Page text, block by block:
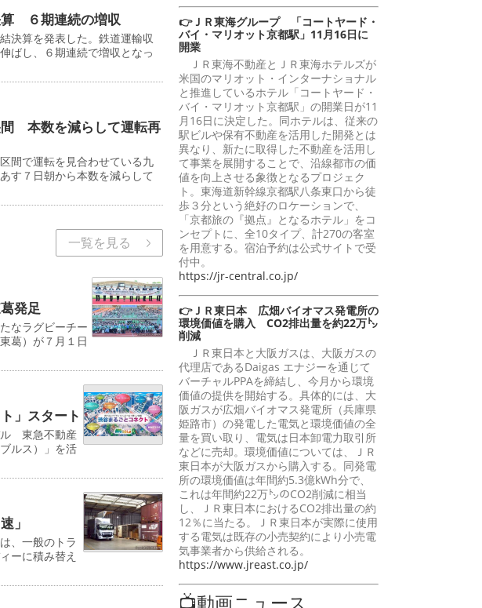
算 ６期連続の増収
決算を発表した。鉄道運輸収
ばし、６期連続で増収となっ
本数を減らして運転再
間で運転を見合わせている九
す７日朝から本数を減らして
一覧を見る
発足
なラグビーチー
葛）が７月１日
」スタート
ル 東急不動産
ルス）」を活
」
、一般のトラ
ーに積み替え
👉ＪＲ東海グループ 「コートヤード・
バイ・マリオット京都駅」11月16日に
開業
ＪＲ東海不動産とＪＲ東海ホテルズが
米国のマリオット・インターナショナル
と推進しているホテル「コートヤード・
バイ・マリオット京都駅」の開業日が11
月16日に決定した。同ホテルは、従来の
駅ビルや保有不動産を活用した開発とは
異なり、新たに取得した不動産を活用し
て事業を展開することで、沿線都市の価
値を向上させる象徴となるプロジェク
ト。東海道新幹線京都駅八条東口から徒
歩３分という絶好のロケーションで、
「京都旅の『拠点』となるホテル」をコ
ンセプトに、全10タイプ、計270の客室
を用意する。宿泊予約は公式サイトで受
付中。
https://jr-central.co.jp/
👉ＪＲ東日本 広畑バイオマス発電所の
環境価値を購入 CO2排出量を約22万㌧
削減
ＪＲ東日本と大阪ガスは、大阪ガスの
代理店であるDaigas エナジーを通じて
バーチャルPPAを締結し、今月から環境
価値の提供を開始する。具体的には、大
阪ガスが広畑バイオマス発電所（兵庫県
姫路市）の発電した電気と環境価値の全
量を買い取り、電気は日本卸電力取引所
などに売却。環境価値については、ＪＲ
東日本が大阪ガスから購入する。同発電
所の環境価値は年間約5.3億kWh分で、
これは年間約22万㌧のCO2削減に相当
し、ＪＲ東日本におけるCO2排出量の約
12％に当たる。ＪＲ東日本が実際に使用
する電気は既存の小売契約により小売電
気事業者から供給される。
https://www.jreast.co.jp/
📺動画ニュース